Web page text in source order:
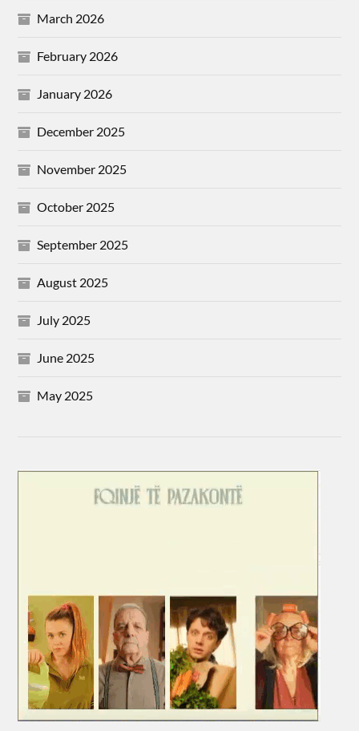
March 2026
February 2026
January 2026
December 2025
November 2025
October 2025
September 2025
August 2025
July 2025
June 2025
May 2025